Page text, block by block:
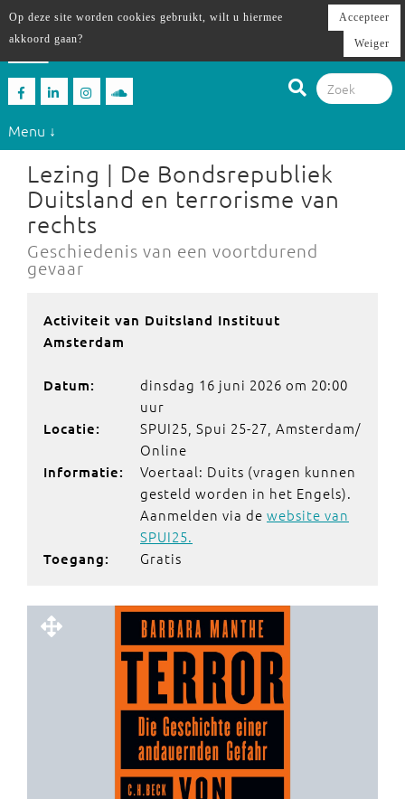
Menu ↓
Lezing | De Bondsrepubliek
Duitsland en terrorisme van
rechts
Geschiedenis van een voortdurend
gevaar
Activiteit van Duitsland Instituut
Amsterdam
Datum:
dinsdag 16 juni 2026 om 20:00
uur
Locatie:
SPUI25, Spui 25-27, Amsterdam/
Online
Informatie:
Voertaal: Duits (vragen kunnen
gesteld worden in het Engels).
Aanmelden via de website van
SPUI25.
Toegang: Gratis
Op deze site worden cookies gebruikt, wilt u hiermee
akkoord gaan?
Accepteer
Weiger